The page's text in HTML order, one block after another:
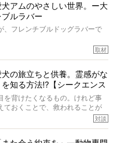
と飛び出しました。
犬アムのやさしい世界。ー大
ルラバー
、フレンチブルドッグラバーで
どに、そのフレンチブルドッグ
ったく同じであることに、なん
たのでした。
きな暮らしを、BUHI編集長の
切り取らせていただきます。
取材
犬の旅立ちと供養。霊感がな
知る方法!?【シークエンス
を背けたくなるもの。けれど事
ておくことで、救われることが
対談